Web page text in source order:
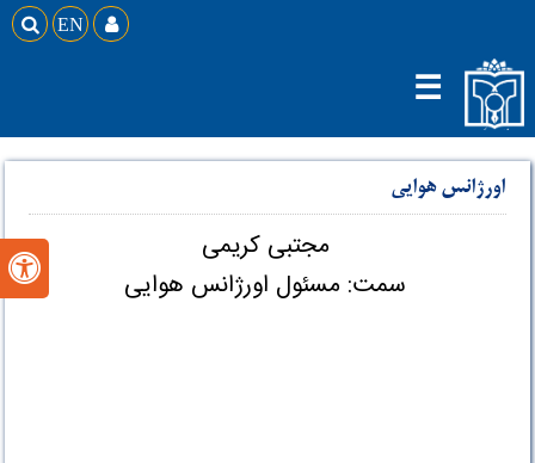
 EN 
☰
اورژانس هوایی
مجتبی کریمی
سمت: مسئول اورژانس هوایی
